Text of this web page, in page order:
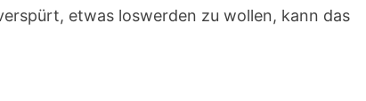
etwas loswerden zu wollen, kann das